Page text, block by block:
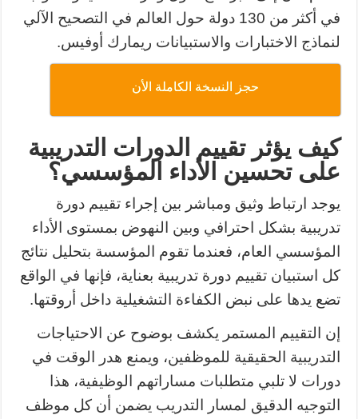
في أكثر من 130 دولة حول العالم في التصحيح الآلي
لنماذج الاختبارات والاستبيانات ريمارك أوفيس.
حجز النسخة الكاملة الأن
كيف يؤثر تقييم الدورات التدريبية
على تحسين الأداء المؤسسي؟
يوجد ارتباط وثيق ومباشر بين إجراء تقييم دورة
تدريبية بشكل احترافي وبين النهوض بمستوى الأداء
المؤسسي العام، فعندما تقوم المؤسسة بتحليل نتائج
كل استبيان تقييم دورة تدريبية بعناية، فإنها في الواقع
تضع يدها على نبض الكفاءة التشغيلية داخل أروقتها.
إن التقييم المستمر يكشف بوضوح عن الاحتياجات
التدريبية الحقيقية للموظفين، ويمنع هدر الوقت في
دورات لا تلبي متطلبات مساراتهم الوظيفية، هذا
التوجيه الدقيق لمسار التدريب يضمن أن كل موظف